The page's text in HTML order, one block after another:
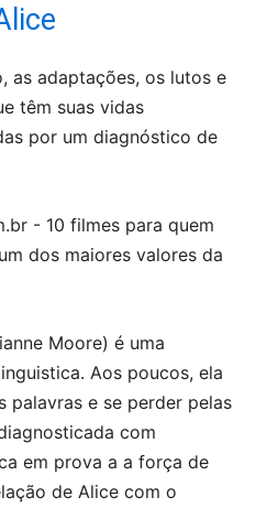
as adaptações, os lutos e
têm suas vidas
por um diagnóstico de
Moore) é uma
Aos poucos, ela
palavras e se perder pelas
com
em prova a a força de
de Alice com o